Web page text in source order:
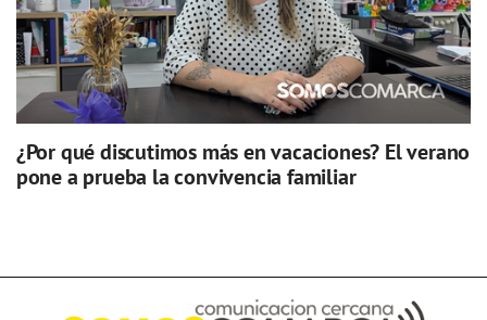
¿Por qué discutimos más en vacaciones? El verano
pone a prueba la convivencia familiar